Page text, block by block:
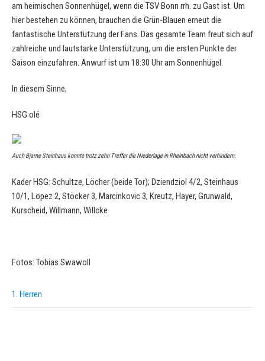
am heimischen Sonnenhügel, wenn die TSV Bonn rrh. zu Gast ist. Um
hier bestehen zu können, brauchen die Grün-Blauen erneut die
fantastische Unterstützung der Fans. Das gesamte Team freut sich auf
zahlreiche und lautstarke Unterstützung, um die ersten Punkte der
Saison einzufahren. Anwurf ist um 18:30 Uhr am Sonnenhügel.
In diesem Sinne,
HSG olé
Auch Bjarne Steinhaus konnte trotz zehn Treffer die Niederlage in Rheinbach nicht verhindern.
Kader HSG: Schultze, Löcher (beide Tor); Dziendziol 4/2, Steinhaus
10/1, Lopez 2, Stöcker 3, Marcinkovic 3, Kreutz, Hayer, Grunwald,
Kurscheid, Willmann, Willcke
Fotos: Tobias Swawoll
1. Herren